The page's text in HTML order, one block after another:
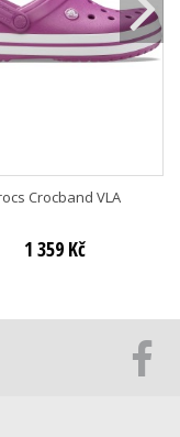
Crocband VLA
1 359 Kč